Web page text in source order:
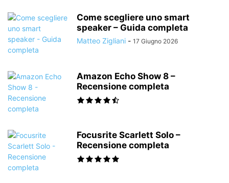
Come scegliere uno smart
speaker – Guida completa
Matteo Zigliani - 17 Giugno 2026
Amazon Echo Show 8 –
Recensione completa
Focusrite Scarlett Solo –
Recensione completa